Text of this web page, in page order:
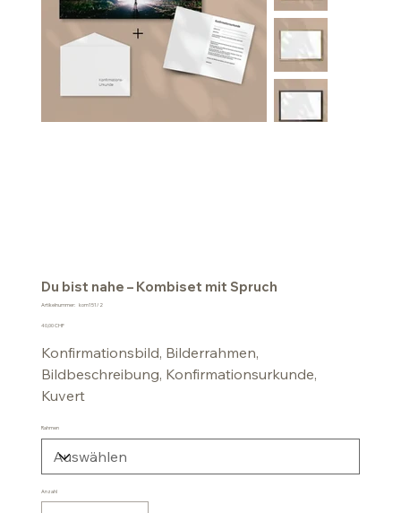
Du bist nahe – Kombiset mit Spruch
Artikelnummer:
Artikelnummer:
kom151/2
Preis
40,00 CHF
Konfirmationsbild, Bilderrahmen,
Bildbeschreibung, Konfirmationsurkunde,
Kuvert
Rahmen
Anzahl